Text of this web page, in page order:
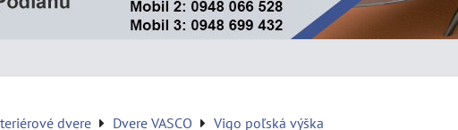
dvere Dvere VASCO Vigo poľská výška